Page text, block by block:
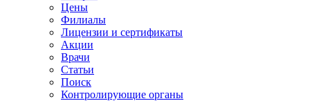
Цены
Филиалы
Лицензии и сертификаты
Акции
Врачи
Статьи
Поиск
Контролирующие органы